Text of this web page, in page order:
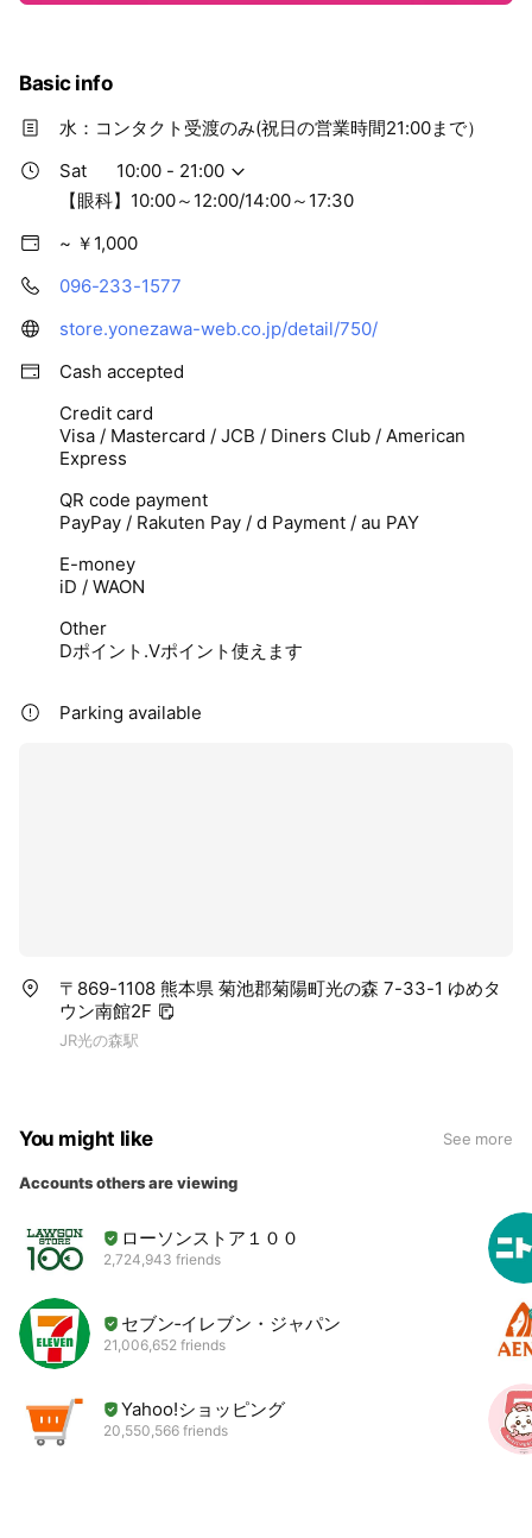
Basic info
水：コンタクト受渡のみ(祝日の営業時間21:00まで）
Sat
10:00 - 21:00
【眼科】10:00～12:00/14:00～17:30
~ ￥1,000
096-233-1577
store.yonezawa-web.co.jp/detail/750/
Cash accepted
Credit card
Visa / Mastercard / JCB / Diners Club / American
Express
QR code payment
PayPay / Rakuten Pay / d Payment / au PAY
E-money
iD / WAON
Other
Dポイント.Vポイント使えます
Parking available
〒869-1108 熊本県 菊池郡菊陽町光の森 7-33-1 ゆめタ
ウン南館2F
JR光の森駅
You might like See more
Accounts others are viewing
ローソンストア１００
2,724,943 friends
セブン‐イレブン・ジャパン
21,006,652 friends
Yahoo!ショッピング
20,550,566 friends